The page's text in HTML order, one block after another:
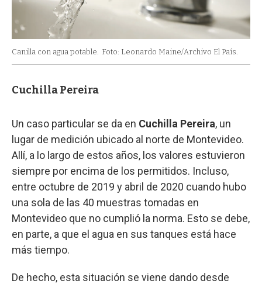
Canilla con agua potable. Foto: Leonardo Maine/Archivo El País.
Cuchilla Pereira
Un caso particular se da en Cuchilla Pereira, un
lugar de medición ubicado al norte de Montevideo.
Allí, a lo largo de estos años, los valores estuvieron
siempre por encima de los permitidos. Incluso,
entre octubre de 2019 y abril de 2020 cuando hubo
una sola de las 40 muestras tomadas en
Montevideo que no cumplió la norma. Esto se debe,
en parte, a que el agua en sus tanques está hace
más tiempo.
De hecho, esta situación se viene dando desde